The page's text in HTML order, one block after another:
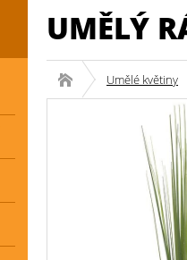
UMĚLÝ
Umělé květiny